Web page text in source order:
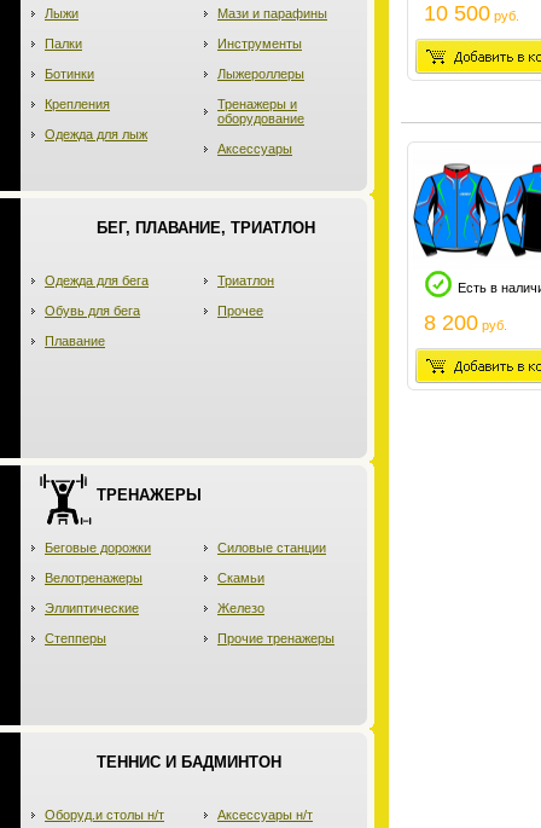
Лыжи
Палки
Ботинки
Крепления
Одежда для лыж
Мази и парафины
Инструменты
Лыжероллеры
Тренажеры и
оборудование
Аксессуары
БЕГ, ПЛАВАНИЕ, ТРИАТЛОН
Одежда для бега
Обувь для бега
Плавание
Триатлон
Прочее
ТРЕНАЖЕРЫ
Беговые дорожки
Велотренажеры
Эллиптические
Степперы
Силовые станции
Скамьи
Железо
Прочие тренажеры
ТЕННИС И БАДМИНТОН
Оборуд.и столы н/т Аксессуары н/т
10 500 руб.
Есть в
8 200 руб.